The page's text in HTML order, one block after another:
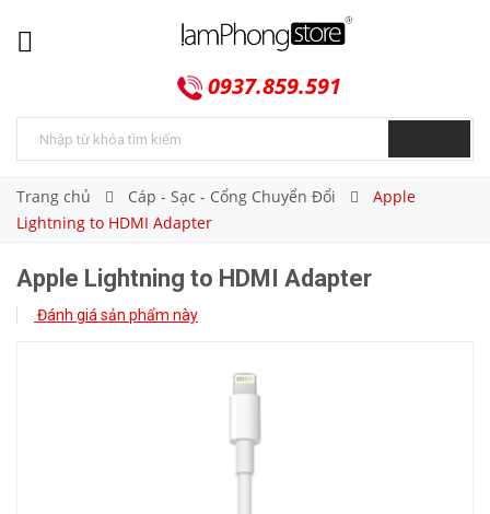
0937.859.591
Trang chủ Cáp - Sạc - Cổng Chuyển Đổi
Apple
Lightning to HDMI Adapter
Apple Lightning to HDMI Adapter
Đánh giá sản phẩm này